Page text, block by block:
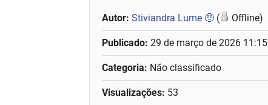
Autor:Stiviandra Lume 🥺 ( Offline)
Publicado:29 de março de 2026 11:15
Categoria: Não classificado
Visualizações: 53